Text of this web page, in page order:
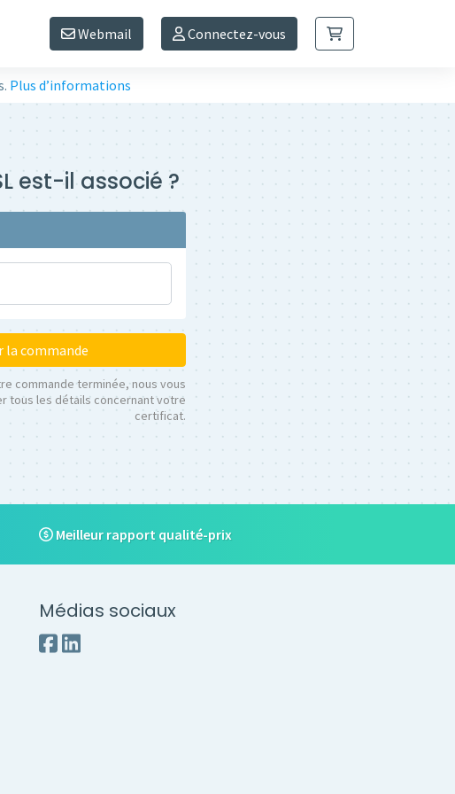
Webmail Connectez-vous
Plus d’informations
est-il associé ?
la commande
commande terminée, nous vous
tous les détails concernant votre
certificat.
Meilleur rapport qualité-prix
Médias sociaux